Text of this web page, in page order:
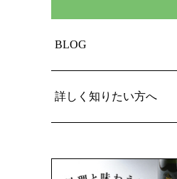
BLOG
詳しく知りたい方へ